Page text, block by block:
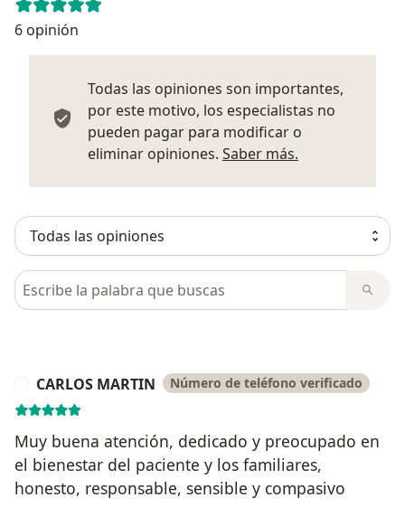
6 opinión
Todas las opiniones son importantes,
por este motivo, los especialistas no
pueden pagar para modificar o
eliminar opiniones. Saber más.
Busca en opiniones
CARLOS MARTIN Número de teléfono verificado
Muy buena atención, dedicado y preocupado en
el bienestar del paciente y los familiares,
honesto, responsable, sensible y compasivo